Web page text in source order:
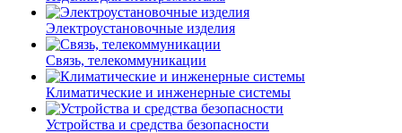
Электроустановочные изделия
Связь, телекоммуникации
Климатические и инженерные системы
Устройства и средства безопасности